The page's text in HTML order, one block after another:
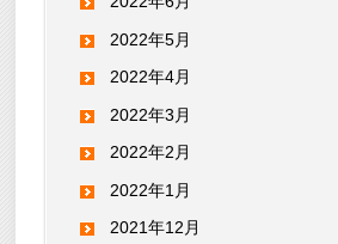
2022年5月
2022年4月
2022年3月
2022年2月
2022年1月
2021年12月